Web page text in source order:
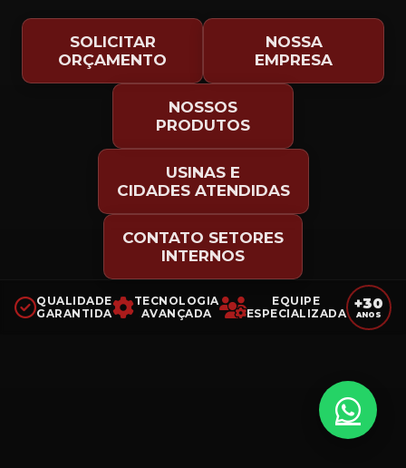
SOLICITAR
ORÇAMENTO
NOSSA
EMPRESA
NOSSOS
PRODUTOS
USINAS E
CIDADES ATENDIDAS
CONTATO SETORES
INTERNOS
QUALIDADE
GARANTIDA
TECNOLOGIA
AVANÇADA
EQUIPE
ESPECIALIZADA
+30
ANOS